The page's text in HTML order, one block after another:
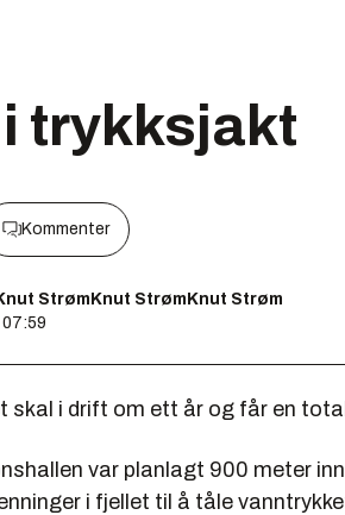
trykksjakt
Kommenter
StrømKnut StrømKnut Strøm
07:59
skal i drift om ett år og får en
var planlagt 900 meter
i fjellet til å tåle